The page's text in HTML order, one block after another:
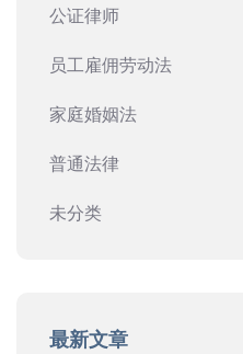
公证律师
员工雇佣劳动法
家庭婚姻法
普通法律
未分类
最新文章